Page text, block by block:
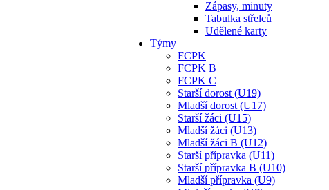
Zápasy, minuty
Tabulka střelců
Udělené karty
Týmy
FCPK
FCPK B
FCPK C
Starší dorost (U19)
Mladší dorost (U17)
Starší žáci (U15)
Mladší žáci (U13)
Mladší žáci B (U12)
Starší přípravka (U11)
Starší přípravka B (U10)
Mladší přípravka (U9)